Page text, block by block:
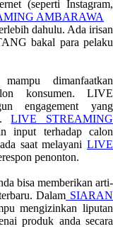
(seperti Instagram,
AMBARAWA
dahulu. Ada irisan
bakal para pelaku
mampu dimanfaatkan
konsumen. LIVE
engagement yang
LIVE STREAMING
input terhadap calon
saat melayani LIVE
penonton.
bisa memberikan arti-
Dalam SIARAN
mengizinkan liputan
produk anda secara